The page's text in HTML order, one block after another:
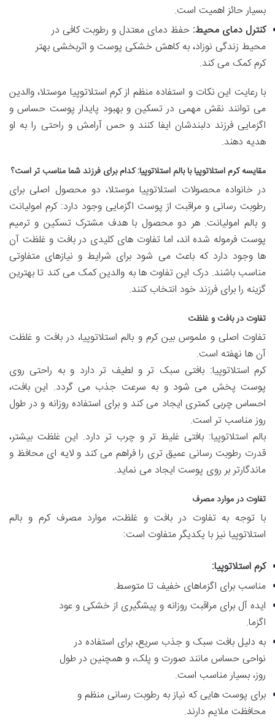
بسیار حائز اهمیت است.
کنترل دمای محیط: حفظ دمای معتدل و رطوبت کافی در
محیط زندگی نوزاد، به کاهش خشکی پوست و اثربخشی بهتر
کرم کمک می کند.
با رعایت این نکات و استفاده منظم از کرم استلاتوپیا موستلا، والدین
می توانند نقش مهمی در تسکین و بهبود پایدار پوست حساس و
اگزمایی فرزند دلبندشان ایفا کنند و حس آرامش و راحتی را به او
هدیه دهند.
مقایسه کرم استلاتوپیا با بالم استلاتوپیا: کدام برای فرزند شما مناسب تر است؟
در خانواده محصولات استلاتوپیا موستلا، دو محصول اصلی برای
رطوبت رسانی و مراقبت از پوست اگزمایی وجود دارد: کرم امولیانت
و بالم امولیانت. هر دو محصول با هدف مشترک تسکین و ترمیم
پوست فرموله شده اند، اما تفاوت های کلیدی در بافت و غلظت آن
ها وجود دارد که باعث می شود برای شرایط و نیازهای متفاوتی
مناسب باشند. درک این تفاوت ها به والدین کمک می کند تا بهترین
گزینه را برای فرزند خود انتخاب کنند.
تفاوت در بافت و غلظت
تفاوت اصلی و ملموس بین کرم و بالم استلاتوپیا، در بافت و غلظت
آن ها نهفته است.
کرم استلاتوپیا: بافتی سبک تر و لطیف تر دارد و به راحتی روی
پوست پخش می شود و به سرعت جذب می گردد. این بافت،
احساس چربی کمتری ایجاد می کند و برای استفاده روزانه و در طول
روز مناسب تر است.
بالم استلاتوپیا: بافتی غلیظ تر و چرب تر دارد. این غلظت بیشتر،
قدرت رطوبت رسانی عمیق تری را فراهم می کند و لایه ای محافظ و
ماندگارتر بر روی پوست ایجاد می نماید.
تفاوت در موارد مصرف
با توجه به تفاوت در بافت و غلظت، موارد مصرف کرم و بالم
استلاتوپیا نیز با یکدیگر متفاوت است:
کرم استلاتوپیا:
مناسب برای اگزماهای خفیف تا متوسط.
ایده آل برای مراقبت روزانه و پیشگیری از خشکی و عود
اگزما.
به دلیل بافت سبک و جذب سریع، برای استفاده در
نواحی حساس مانند صورت و پلک، و همچنین در طول
روز، بسیار مناسب است.
برای پوست هایی که نیاز به رطوبت رسانی منظم و
محافظت ملایم دارند.